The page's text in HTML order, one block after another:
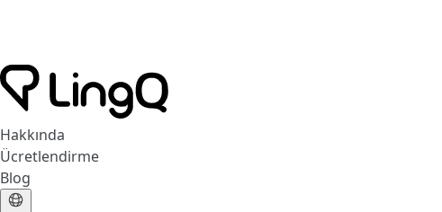
Hakkında
Ücretlendirme
Blog